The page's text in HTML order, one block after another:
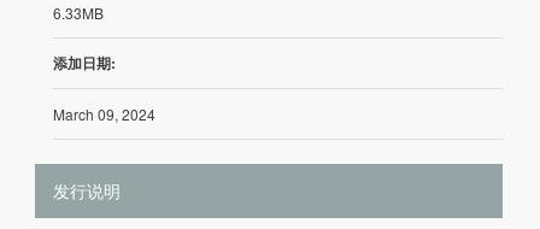
6.33MB
添加日期:
March 09, 2024
发行说明